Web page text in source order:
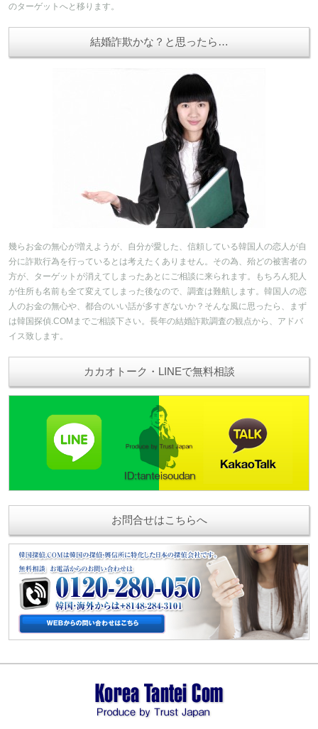
のターゲットへと移ります。
結婚詐欺かな？と思ったら…
幾らお金の無心が増えようが、自分が愛した、信頼している韓国人の恋人が自
分に詐欺行為を行っているとは考えたくありません。その為、殆どの被害者の
方が、ターゲットが消えてしまったあとにご相談に来られます。もちろん犯人
が住所も名前も全て変えてしまった後なので、調査は難航します。韓国人の恋
人のお金の無心や、都合のいい話が多すぎないか？そんな風に思ったら、まず
は韓国探偵.COMまでご相談下さい。長年の結婚詐欺調査の観点から、アドバ
イス致します。
カカオトーク・LINEで無料相談
お問合せはこちらへ